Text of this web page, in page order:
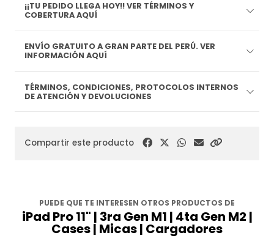
¡¡TU PEDIDO LLEGA HOY!! VER TÉRMINOS Y
COBERTURA AQUÍ
ENVÍO GRATUITO A GRAN PARTE DEL PERÚ. VER
INFORMACIÓN AQUÍ
TÉRMINOS, CONDICIONES, PROTOCOLOS INTERNOS
DE ATENCIÓN Y DEVOLUCIONES
Compartir este producto
PUEDE QUE TE INTERESEN OTROS PRODUCTOS DE
iPad Pro 11" | 3ra Gen M1 | 4ta Gen M2 |
Cases | Micas | Cargadores